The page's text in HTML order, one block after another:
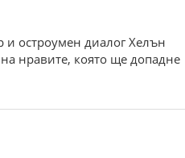
остроумен диалог Хелън
нравите, която ще допадне